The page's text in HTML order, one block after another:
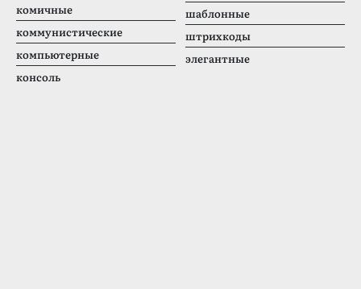
комичные
коммунистические
компьютерные
консоль
шаблонные
штрихкоды
элегантные